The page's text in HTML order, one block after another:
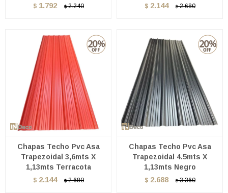
$ 1.792 $ 2.240 $ 2.144 $ 2.680
Chapas Techo Pvc Asa
Trapezoidal 3,6mts X
1,13mts Terracota
$ 2.144 $ 2.680
Chapas Techo Pvc Asa
Trapezoidal 4.5mts X
1,13mts Negro
$ 2.688 $ 3.360